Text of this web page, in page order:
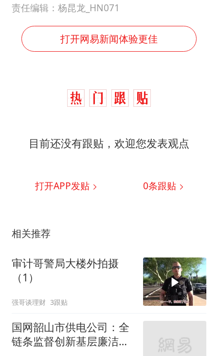
责任编辑：杨昆龙_HN071
打开网易新闻体验更佳
目前还没有跟贴，欢迎您发表观点
打开APP发贴 0条跟贴
相关推荐
审计哥警局大楼外拍摄
（1）
强哥谈理财 3跟贴
国网韶山市供电公司：全
链条监督创新基层廉洁自